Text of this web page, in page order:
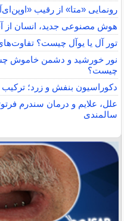
رونمایی «متا» از رقیب
هوش مصنوعی جدید، انسان از
تور آل یا یوآل چیست؟
نور خورشید و دشمن خاموش
چیست؟
دکوراسیون بنفش و زرد؛ ترکیب
علل، علایم و درمان سندرم
سالمندی